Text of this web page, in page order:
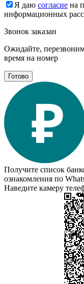
Я даю согласие на
информационных
Звонок заказан
Ожидайте,
время на номер
Готово
Получите список
ознакомления по
Наведите камеру